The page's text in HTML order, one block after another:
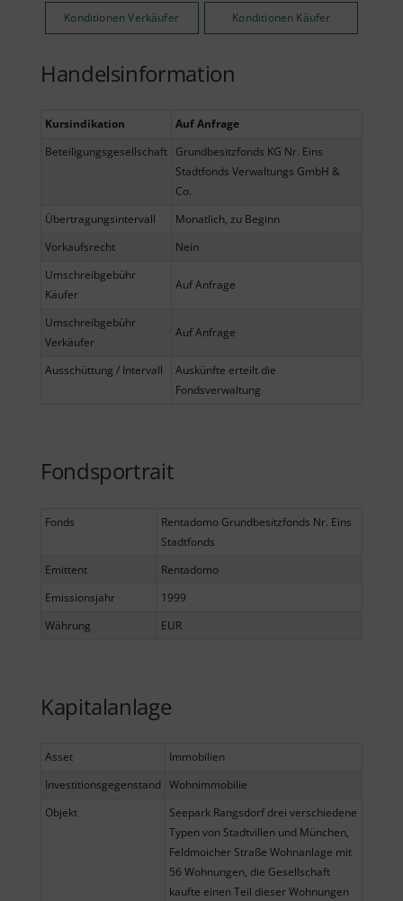
Konditionen Verkäufer Konditionen Käufer
Handelsinformation
Kursindikation
Auf Anfrage
Beteiligungsgesellschaft Grundbesitzfonds KG Nr. Eins
Stadtfonds Verwaltungs GmbH &
Co.
Übertragungsintervall
Monatlich, zu Beginn
Vorkaufsrecht
Nein
Umschreibgebühr
Käufer
Auf Anfrage
Umschreibgebühr
Verkäufer
Auf Anfrage
Ausschüttung / Intervall
Auskünfte erteilt die
Fondsverwaltung
Fondsportrait
Fonds
Rentadomo Grundbesitzfonds Nr. Eins
Stadtfonds
Emittent
Rentadomo
Emissionsjahr
1999
Währung
EUR
Kapitalanlage
Asset
Immobilien
Investitionsgegenstand Wohnimmobilie
Objekt
Seepark Rangsdorf drei verschiedene
Typen von Stadtvillen und München,
Feldmoicher Straße Wohnanlage mit
56 Wohnungen, die Gesellschaft
kaufte einen Teil dieser Wohnungen